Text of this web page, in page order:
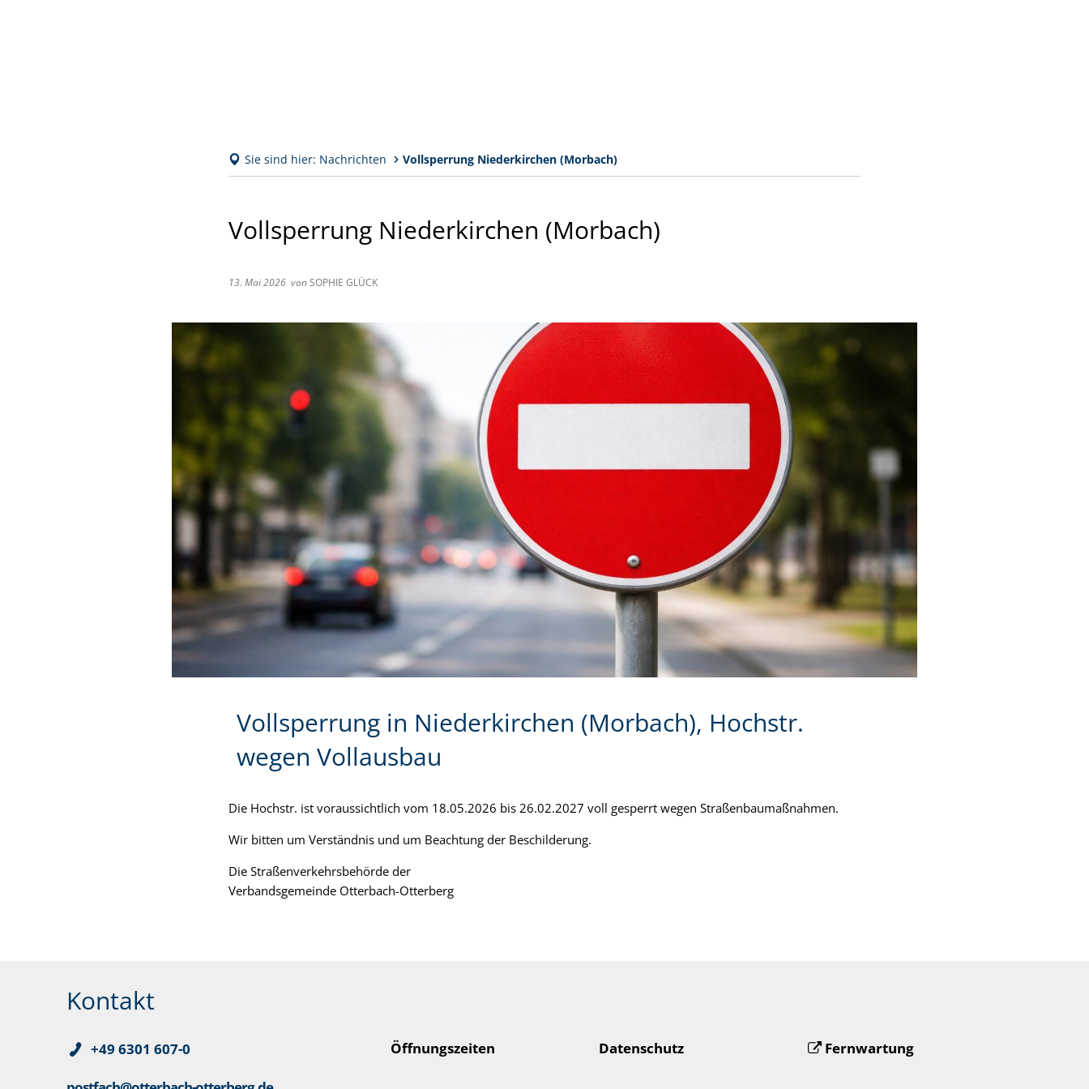
Sie sind hier: Nachrichten Vollsperrung Niederkirchen (Morbach)
Vollsperrung Niederkirchen (Morbach)
13. Mai 2026 vonSOPHIE GLÜCK
Vollsperrung in Niederkirchen (Morbach), Hochstr.
wegen Vollausbau
Die Hochstr. ist voraussichtlich vom 18.05.2026 bis 26.02.2027 voll gesperrt wegen Straßenbaumaßnahmen.
Wir bitten um Verständnis und um Beachtung der Beschilderung.
Die Straßenverkehrsbehörde der
Verbandsgemeinde Otterbach-Otterberg
Kontakt
+49 6301 607-0 Öffnungszeiten Datenschutz Fernwartung